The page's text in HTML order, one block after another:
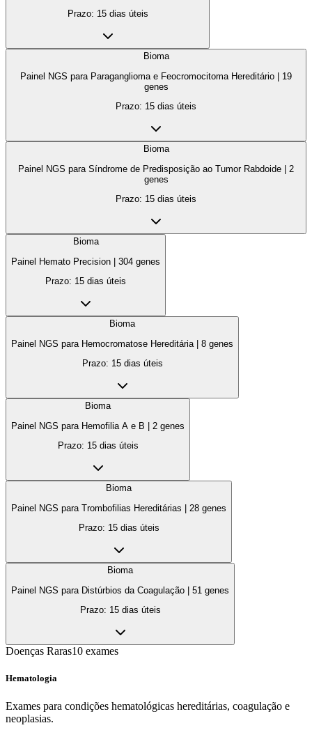
Prazo: 15 dias úteis
Bioma
Painel NGS para Paraganglioma e Feocromocitoma Hereditário | 19
genes
Prazo: 15 dias úteis
Bioma
Painel NGS para Síndrome de Predisposição ao Tumor Rabdoide | 2
genes
Prazo: 15 dias úteis
Bioma
Painel Hemato Precision | 304 genes
Prazo: 15 dias úteis
Bioma
Painel NGS para Hemocromatose Hereditária | 8 genes
Prazo: 15 dias úteis
Bioma
Painel NGS para Hemofilia A e B | 2 genes
Prazo: 15 dias úteis
Bioma
Painel NGS para Trombofilias Hereditárias | 28 genes
Prazo: 15 dias úteis
Bioma
Painel NGS para Distúrbios da Coagulação | 51 genes
Prazo: 15 dias úteis
Doenças Raras10 exames
Hematologia
Exames para condições hematológicas hereditárias, coagulação e
neoplasias.